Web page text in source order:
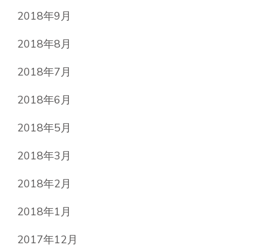
2018年9月
2018年8月
2018年7月
2018年6月
2018年5月
2018年3月
2018年2月
2018年1月
2017年12月